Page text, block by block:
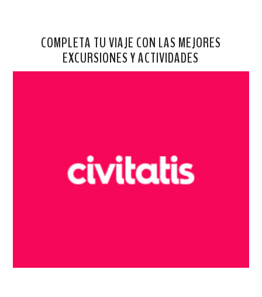
COMPLETA TU VIAJE CON LAS MEJORES
EXCURSIONES Y ACTIVIDADES